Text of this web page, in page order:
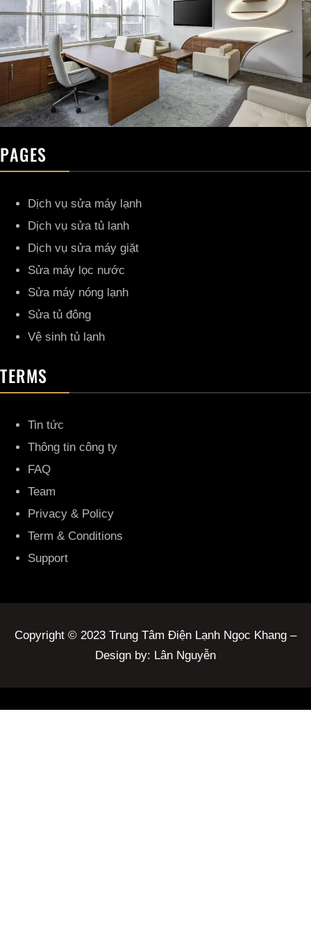
PAGES
Dịch vụ sửa máy lạnh
Dịch vụ sửa tủ lạnh
Dịch vụ sửa máy giặt
Sửa máy lọc nước
Sửa máy nóng lạnh
Sửa tủ đông
Vệ sinh tủ lạnh
TERMS
Tin tức
Thông tin công ty
FAQ
Team
Privacy & Policy
Term & Conditions
Support
Copyright © 2023 Trung Tâm Điện Lạnh Ngọc Khang –
Design by: Lân Nguyễn